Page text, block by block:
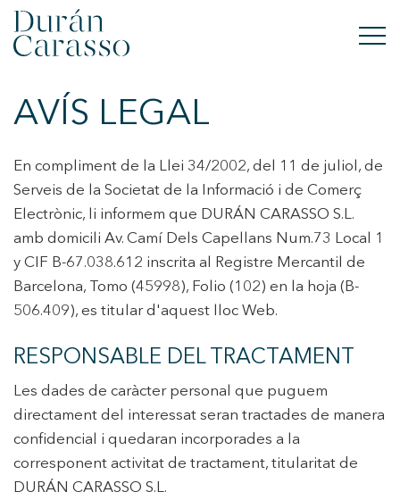
COMPRAR
LLOGAR
OBRA NOVA
INVERSIONS
CONTACTE
+34 935 178 067
AVÍS LEGAL
En compliment de la Llei 34/2002, del 11 de juliol, de
Serveis de la Societat de la Informació i de Comerç
Electrònic, li informem que DURÁN CARASSO S.L.
amb domicili Av. Camí Dels Capellans Num.73 Local 1
y CIF B-67.038.612 inscrita al Registre Mercantil de
Barcelona, Tomo (45998), Folio (102) en la hoja (B-
506.409), es titular d'aquest lloc Web.
RESPONSABLE DEL TRACTAMENT
Les dades de caràcter personal que puguem
directament del interessat seran tractades de manera
confidencial i quedaran incorporades a la
corresponent activitat de tractament, titularitat de
DURÁN CARASSO S.L.